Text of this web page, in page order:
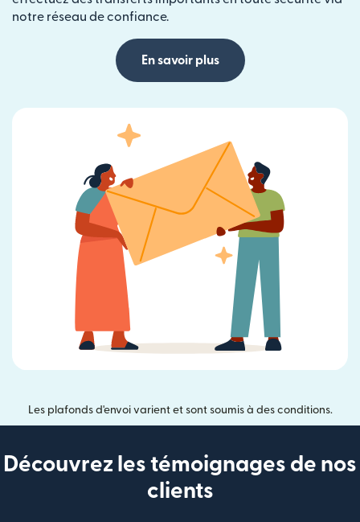
notre réseau de confiance.
En savoir plus
Les plafonds d'envoi varient et sont soumis à des conditions.
Découvrez les témoignages de nos
clients